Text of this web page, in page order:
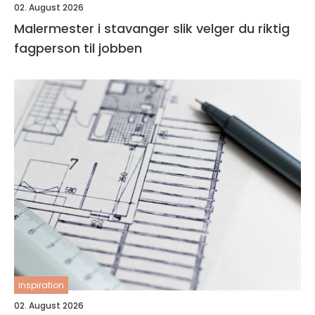
02. August 2026
Malermester i stavanger slik velger du riktig
fagperson til jobben
inspiration
02. August 2026